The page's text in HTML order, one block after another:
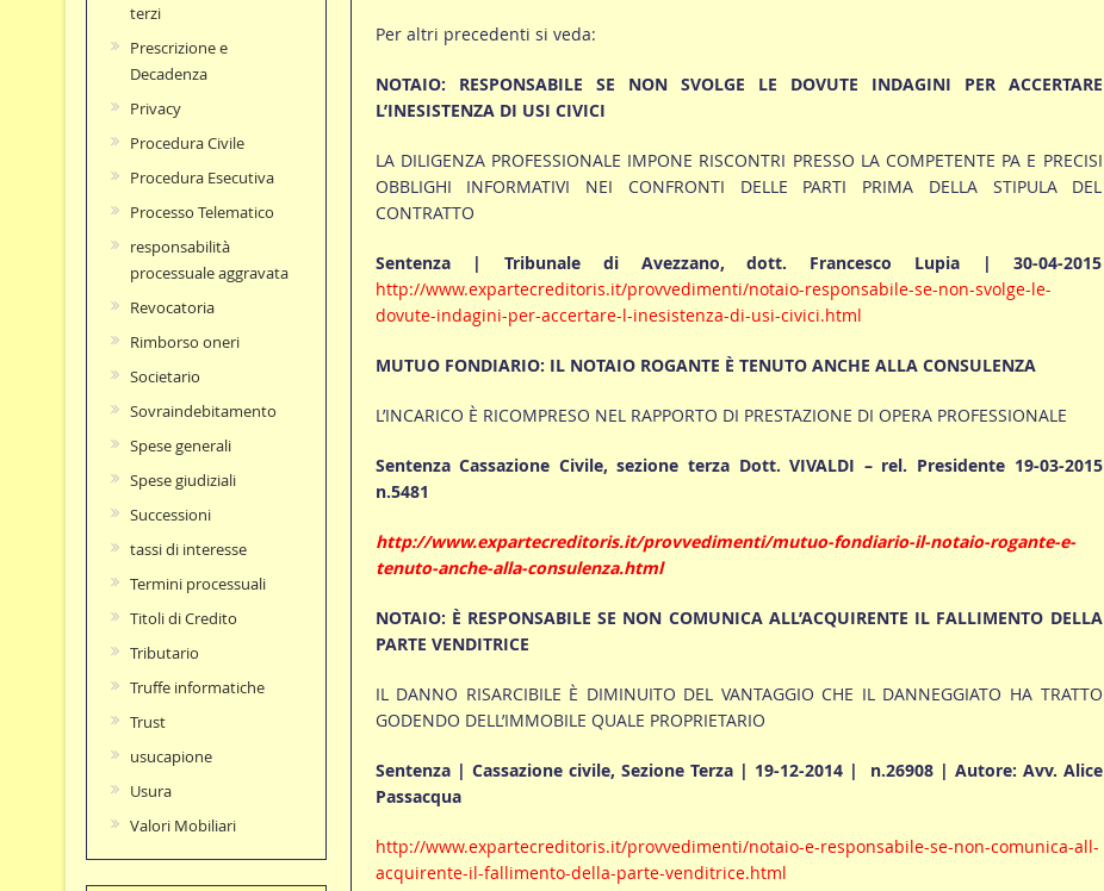
Per altri precedenti si veda:
NOTAIO: RESPONSABILE SE NON SVOLGE LE DOVUTE INDAGINI PER ACCERTARE
L’INESISTENZA DI USI CIVICI
LA DILIGENZA PROFESSIONALE IMPONE RISCONTRI PRESSO LA COMPETENTE PA E PRECISI
OBBLIGHI INFORMATIVI NEI CONFRONTI DELLE PARTI PRIMA DELLA STIPULA DEL
CONTRATTO
Sentenza | Tribunale di Avezzano, dott. Francesco Lupia | 30-04-2015
http://www.expartecreditoris.it/provvedimenti/notaio-responsabile-se-non-svolge-le-
dovute-indagini-per-accertare-l-inesistenza-di-usi-civici.html
MUTUO FONDIARIO: IL NOTAIO ROGANTE È TENUTO ANCHE ALLA CONSULENZA
L’INCARICO È RICOMPRESO NEL RAPPORTO DI PRESTAZIONE DI OPERA PROFESSIONALE
Sentenza Cassazione Civile, sezione terza Dott. VIVALDI – rel. Presidente 19-03-2015
n.5481
http://www.expartecreditoris.it/provvedimenti/mutuo-fondiario-il-notaio-rogante-e-
tenuto-anche-alla-consulenza.html
NOTAIO: È RESPONSABILE SE NON COMUNICA ALL’ACQUIRENTE IL FALLIMENTO DELLA
PARTE VENDITRICE
IL DANNO RISARCIBILE È DIMINUITO DEL VANTAGGIO CHE IL DANNEGGIATO HA TRATTO
GODENDO DELL’IMMOBILE QUALE PROPRIETARIO
Sentenza | Cassazione civile, Sezione Terza | 19-12-2014 | n.26908 | Autore: Avv. Alice
Passacqua
http://www.expartecreditoris.it/provvedimenti/notaio-e-responsabile-se-non-comunica-all-
acquirente-il-fallimento-della-parte-venditrice.html
terzi
Prescrizione e
Decadenza
Privacy
Procedura Civile
Procedura Esecutiva
Processo Telematico
responsabilità
processuale aggravata
Revocatoria
Rimborso oneri
Societario
Sovraindebitamento
Spese generali
Spese giudiziali
Successioni
tassi di interesse
Termini processuali
Titoli di Credito
Tributario
Truffe informatiche
Trust
usucapione
Usura
Valori Mobiliari